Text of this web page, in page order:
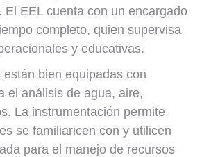
El EEL cuenta con un encargado
completo, quien supervisa
y educativas.
bien equipadas con
el análisis de agua, aire,
La instrumentación permite
se familiaricen con y utilicen
para el manejo de recursos